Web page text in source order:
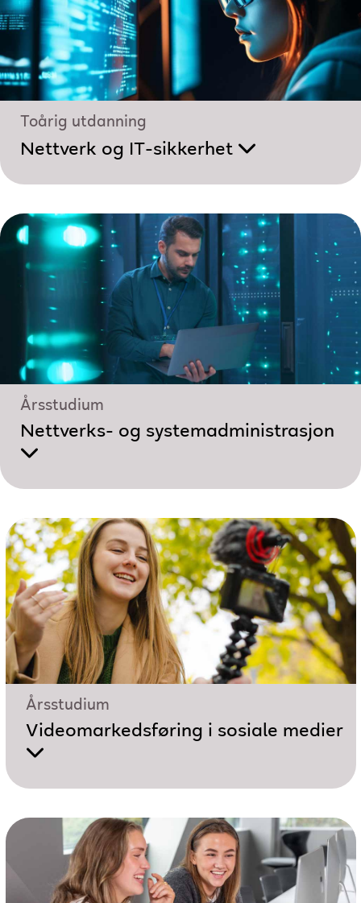
Toårig utdanning
Nettverk og IT-sikkerhet
Årsstudium
Nettverks- og system­administrasjon
Årsstudium
Videomarkedsføring i sosiale medier